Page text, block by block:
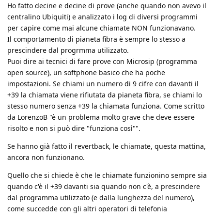
Ho fatto decine e decine di prove (anche quando non avevo il
centralino Ubiquiti) e analizzato i log di diversi programmi
per capire come mai alcune chiamate NON funzionavano.
Il comportamento di pianeta fibra è sempre lo stesso a
prescindere dal progrmma utilizzato.
Puoi dire ai tecnici di fare prove con Microsip (programma
open source), un softphone basico che ha poche
impostazioni. Se chiami un numero di 9 cifre con davanti il
+39 la chiamata viene rifiutata da pianeta fibra, se chiami lo
stesso numero senza +39 la chiamata funziona. Come scritto
da LorenzoB "è un problema molto grave che deve essere
risolto e non si può dire "funziona così"".
Se hanno già fatto il revertback, le chiamate, questa mattina,
ancora non funzionano.
Quello che si chiede è che le chiamate funzionino sempre sia
quando c'è il +39 davanti sia quando non c'è, a prescindere
dal programma utilizzato (e dalla lunghezza del numero),
come succedde con gli altri operatori di telefonia